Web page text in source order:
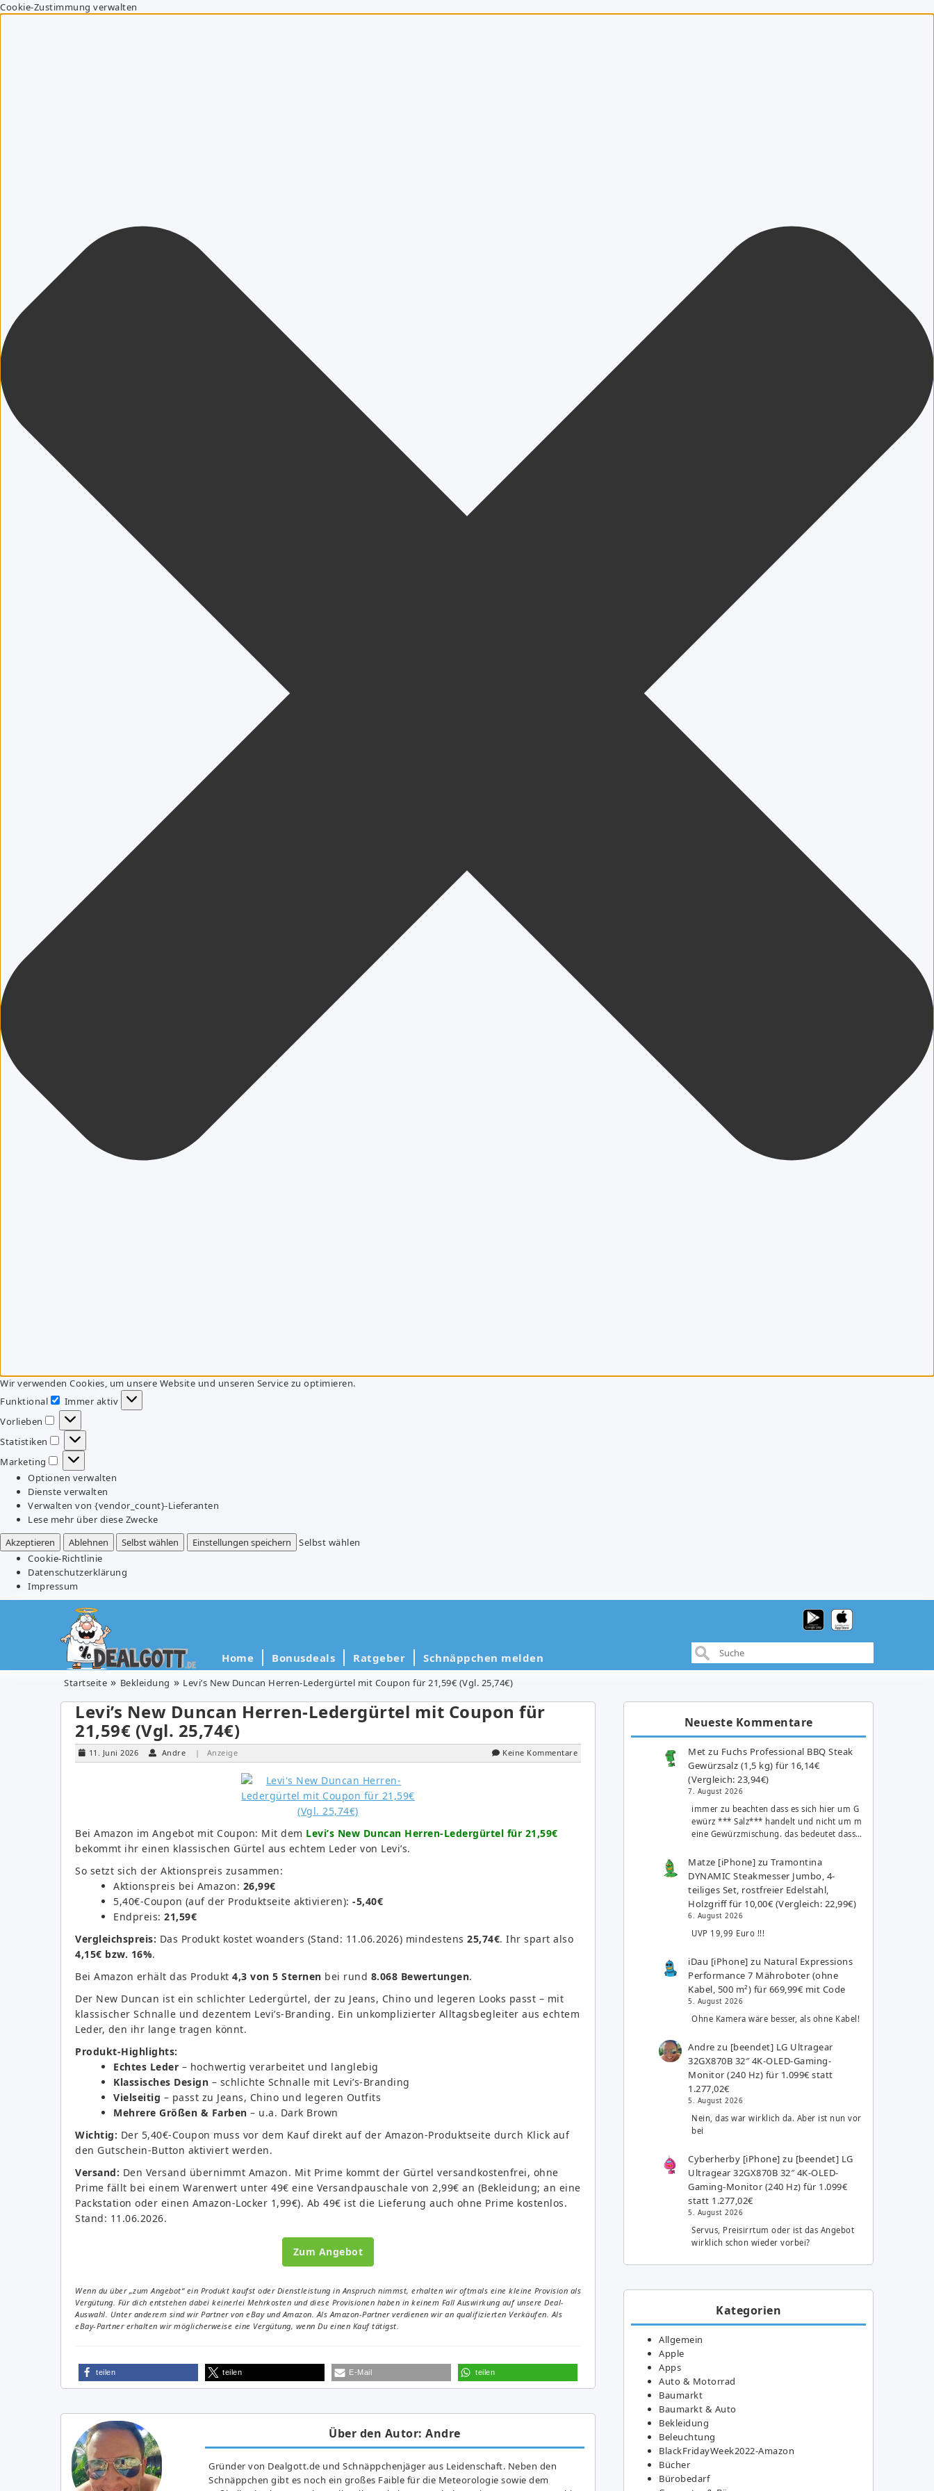
Cookie-Zustimmung verwalten
Wir verwenden Cookies, um unsere Website und unseren Service zu optimieren.
Funktional
Funktional
Immer aktiv
Vorlieben
Vorlieben
Statistiken
Statistiken
Marketing
Marketing
Optionen verwalten
Dienste verwalten
Verwalten von {vendor_count}-Lieferanten
Lese mehr über diese Zwecke
Akzeptieren
Ablehnen Selbst wählen Einstellungen speichern
Selbst wählen
Cookie-Richtlinie
Datenschutzerklärung
Impressum
Home Bonusdeals Ratgeber Schnäppchen melden
Startseite Bekleidung Levi’s New Duncan Herren-Ledergürtel mit Coupon für 21,59€ (Vgl. 25,74€)
Levi’s New Duncan Herren-Ledergürtel mit Coupon für
21,59€ (Vgl. 25,74€)
11. Juni 2026 Andre | Anzeige Keine Kommentare
Bei Amazon im Angebot mit Coupon: Mit dem Levi’s New Duncan Herren-Ledergürtel für 21,59€
bekommt ihr einen klassischen Gürtel aus echtem Leder von Levi’s.
So setzt sich der Aktionspreis zusammen:
Aktionspreis bei Amazon: 26,99€
5,40€-Coupon (auf der Produktseite aktivieren): -5,40€
Endpreis: 21,59€
Vergleichspreis: Das Produkt kostet woanders (Stand: 11.06.2026) mindestens 25,74€. Ihr spart also
4,15€ bzw. 16%.
Bei Amazon erhält das Produkt 4,3 von 5 Sternen bei rund 8.068 Bewertungen.
Der New Duncan ist ein schlichter Ledergürtel, der zu Jeans, Chino und legeren Looks passt – mit
klassischer Schnalle und dezentem Levi’s-Branding. Ein unkomplizierter Alltagsbegleiter aus echtem
Leder, den ihr lange tragen könnt.
Produkt-Highlights:
Echtes Leder – hochwertig verarbeitet und langlebig
Klassisches Design – schlichte Schnalle mit Levi’s-Branding
Vielseitig – passt zu Jeans, Chino und legeren Outfits
Mehrere Größen & Farben – u.a. Dark Brown
Wichtig: Der 5,40€-Coupon muss vor dem Kauf direkt auf der Amazon-Produktseite durch Klick auf
den Gutschein-Button aktiviert werden.
Versand: Den Versand übernimmt Amazon. Mit Prime kommt der Gürtel versandkostenfrei, ohne
Prime fällt bei einem Warenwert unter 49€ eine Versandpauschale von 2,99€ an (Bekleidung; an eine
Packstation oder einen Amazon-Locker 1,99€). Ab 49€ ist die Lieferung auch ohne Prime kostenlos.
Stand: 11.06.2026.
Zum Angebot
Wenn du über „zum Angebot“ ein Produkt kaufst oder Dienstleistung in Anspruch nimmst, erhalten wir oftmals eine kleine Provision als
Vergütung. Für dich entstehen dabei keinerlei Mehrkosten und diese Provisionen haben in keinem Fall Auswirkung auf unsere Deal-
Auswahl. Unter anderem sind wir Partner von eBay und Amazon. Als Amazon-Partner verdienen wir an qualifizierten Verkäufen. Als
eBay-Partner erhalten wir möglicherweise eine Vergütung, wenn Du einen Kauf tätigst.
teilen teilen E-Mail teilen
Über den Autor: Andre
Gründer von Dealgott.de und Schnäppchenjäger aus Leidenschaft. Neben den
Schnäppchen gibt es noch ein großes Fai­ble für die Meteorologie sowie dem
Neueste Kommentare
Met zu Fuchs Professional BBQ Steak
Gewürzsalz (1,5 kg) für 16,14€
(Vergleich: 23,94€)
7. August 2026
immer zu beachten dass es sich hier um G
ewürz *** Salz*** handelt und nicht um m
eine Gewürzmischung. das bedeutet dass…
Matze [iPhone] zuTramontina
DYNAMIC Steakmesser Jumbo, 4-
teiliges Set, rostfreier Edelstahl,
Holzgriff für 10,00€ (Vergleich: 22,99€)
6. August 2026
UVP 19,99 Euro !!!
iDau [iPhone] zu Natural Expressions
Performance 7 Mähroboter (ohne
Kabel, 500 m²) für 669,99€ mit Code
5. August 2026
Ohne Kamera wäre besser, als ohne Kabel!
Andre zu [beendet] LG Ultragear
32GX870B 32″ 4K-OLED-Gaming-
Monitor (240 Hz) für 1.099€ statt
1.277,02€
5. August 2026
Nein, das war wirklich da. Aber ist nun vor
bei
Cyberherby [iPhone] zu [beendet] LG
Ultragear 32GX870B 32″ 4K-OLED-
Gaming-Monitor (240 Hz) für 1.099€
statt 1.277,02€
5. August 2026
Servus, Preisirrtum oder ist das Angebot
wirklich schon wieder vorbei?
Kategorien
Allgemein
Apple
Apps
Auto & Motorrad
Baumarkt
Baumarkt & Auto
Bekleidung
Beleuchtung
BlackFridayWeek2022-Amazon
Bücher
Bürobedarf